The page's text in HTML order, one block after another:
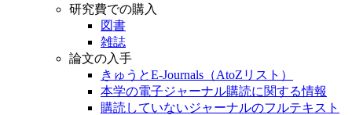
研究費での購入
図書
雑誌
論文の入手
きゅうとE-Journals（AtoZリスト）
本学の電子ジャーナル購読に関する情報
購読していないジャーナルのフルテキスト